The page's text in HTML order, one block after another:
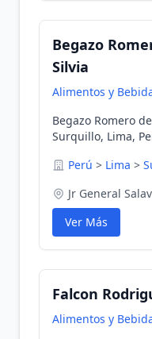
Begazo
Silvia
Alimentos y
Begazo Romero
Surquillo, Lima,
Perú > Lima >
Jr General
Ver Más
Falcon
Alimentos y